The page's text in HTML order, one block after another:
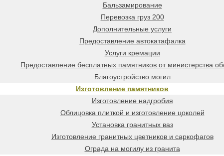
Бальзамирование
Перевозка груз 200
Дополнительные услуги
Предоставление автокатафалка
Услуги кремации
Предоставление бесплатных памятников от министерства
Благоустройство могил
Изготовление памятников
Изготовление надгробия
Облицовка плиткой и изготовление цоколей
Установка гранитных ваз
Изготовление гранитных цветников и саркофагов
Ограда на могилу из гранита